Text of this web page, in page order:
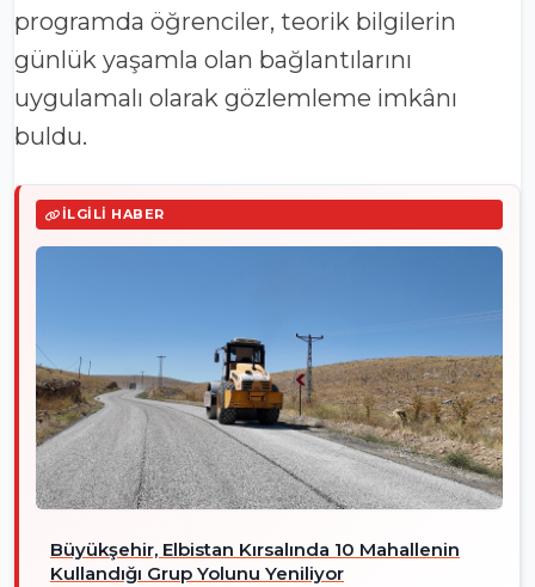
programda öğrenciler, teorik bilgilerin
günlük yaşamla olan bağlantılarını
uygulamalı olarak gözlemleme imkânı
buldu.
İLGILI HABER
Büyükşehir, Elbistan Kırsalında 10 Mahallenin
Kullandığı Grup Yolunu Yeniliyor